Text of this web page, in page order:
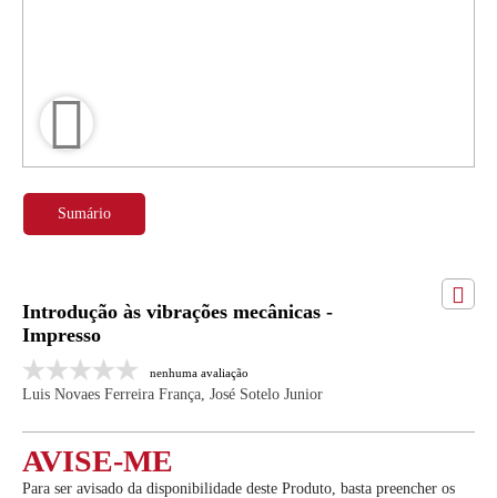
Sumário
Introdução às vibrações mecânicas -
Impresso
nenhuma avaliação
Luis Novaes Ferreira França, José Sotelo Junior
AVISE-ME
Para ser avisado da disponibilidade deste Produto, basta preencher os